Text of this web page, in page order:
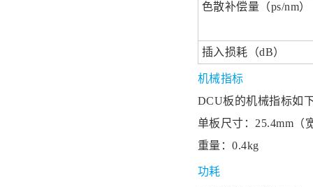
色散补偿量（ps/nm）
插入损耗（dB）
机械指标
DCU板的机械指标如
单板尺寸：25.4mm（
重量：0.4kg
功耗